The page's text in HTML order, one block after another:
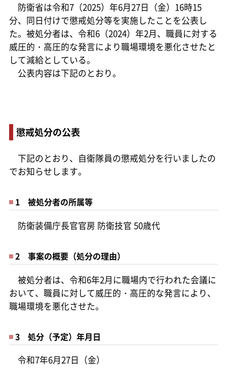
防衛省は令和7（2025）年6月27日（金）16時15
分、同日付けで懲戒処分等を実施したことを公表し
た。被処分者は、令和6（2024）年2月、職員に対する
威圧的・高圧的な発言により職場環境を悪化させたと
して減給としている。
公表内容は下記のとおり。
懲戒処分の公表
下記のとおり、自衛隊員の懲戒処分を行いましたの
でお知らせします。
1 被処分者の所属等
防衛装備庁長官官房 防衛技官 50歳代
2 事案の概要（処分の理由）
被処分者は、令和6年2月に職場内で行われた会議に
おいて、職員に対して威圧的・高圧的な発言により、
職場環境を悪化させた。
3 処分（予定）年月日
令和7年6月27日（金）